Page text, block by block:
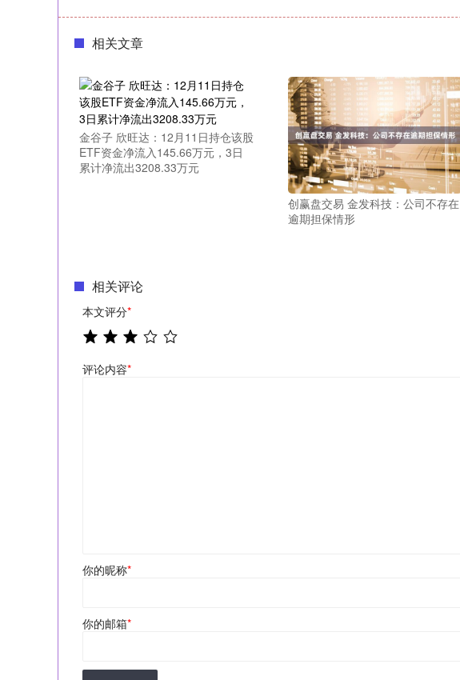
相关文章
金谷子 欣旺达：12月11日持仓该股
ETF资金净流入145.66万元，3日
累计净流出3208.33万元
创赢盘交易 金发科技：公司不存在
逾期担保情形
相关评论
本文评分*
评论内容*
你的昵称*
你的邮箱*